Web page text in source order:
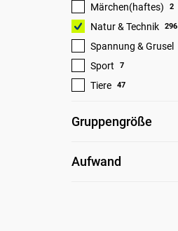
Märchen(haftes) 2
Natur & Technik 296
Spannung & Grusel
Sport 7
Tiere 47
Gruppengröße
Aufwand